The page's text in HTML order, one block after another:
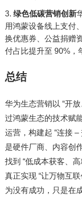
绿色低碳营销创新
用鸿蒙设备线上支付
换优惠券、公益捐赠
付占比提升至 90%，
总结
华为生态营销以 “开
过鸿蒙生态的技术赋
运营，构建起 “连接
是硬件厂商、内容创
找到 “低成本获客、
真正实现 “让万物互
为没有成功，只是在